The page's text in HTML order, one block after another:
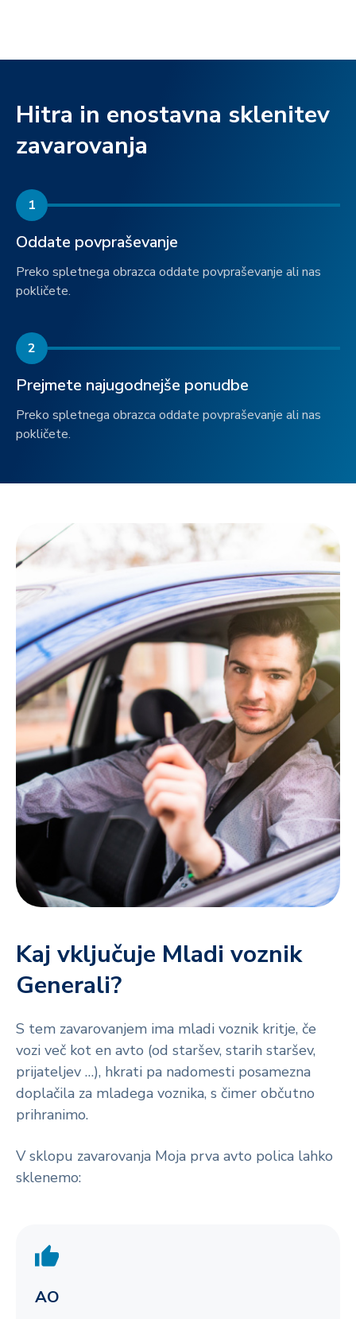
Hitra in enostavna sklenitev
zavarovanja
1
Oddate povpraševanje
Preko spletnega obrazca oddate povpraševanje ali nas
pokličete.
2
Prejmete najugodnejše ponudbe
Preko spletnega obrazca oddate povpraševanje ali nas
pokličete.
Kaj vključuje Mladi voznik
Generali?
S tem zavarovanjem ima mladi voznik kritje, če
vozi več kot en avto (od staršev, starih staršev,
prijateljev …), hkrati pa nadomesti posamezna
doplačila za mladega voznika, s čimer občutno
prihranimo.
V sklopu zavarovanja Moja prva avto polica lahko
sklenemo:
AO